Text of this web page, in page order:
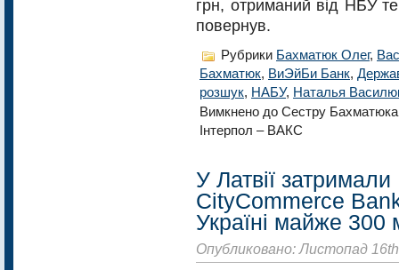
грн, отриманий від НБУ
повернув.
Рубрики Бахматюк Олег,
Бахматюк, ВиЭйБи Банк,
розшук, НАБУ, Наталья
Вимкнено до Сестру Бахматюка
Інтерпол – ВАКС
У Латвії
CityCommerce
Україні майже 300
Опубликовано: Листопад